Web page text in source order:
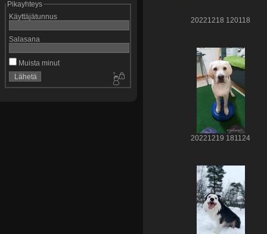
Pikayhteys
Käyttäjätunnus
Salasana
Muista minut
20221218 120118
20221219 181124